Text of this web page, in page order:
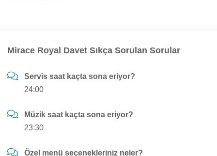
Mirace Royal Davet Sıkça Sorulan Sorular
Servis saat kaçta sona eriyor?
24:00
Müzik saat kaçta sona eriyor?
23:30
Özel menü seçenekleriniz neler?